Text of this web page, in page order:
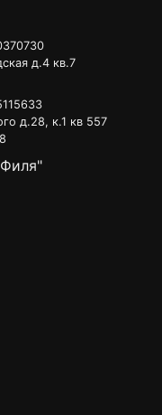
д.4 кв.7
д.28, к.1 кв 557